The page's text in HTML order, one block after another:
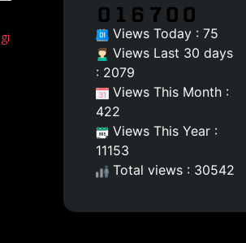
Views Today : 75
Views Last 30 days
: 2079
Views This Month :
422
Views This Year :
11153
Total views : 30542